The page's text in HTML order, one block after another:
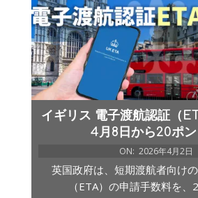
イギリス 電子渡航認証（
4月8日から20ポ
ON: 2026年4月2日
英国政府は、短期渡航者向け
（ETA）の申請手数料を、